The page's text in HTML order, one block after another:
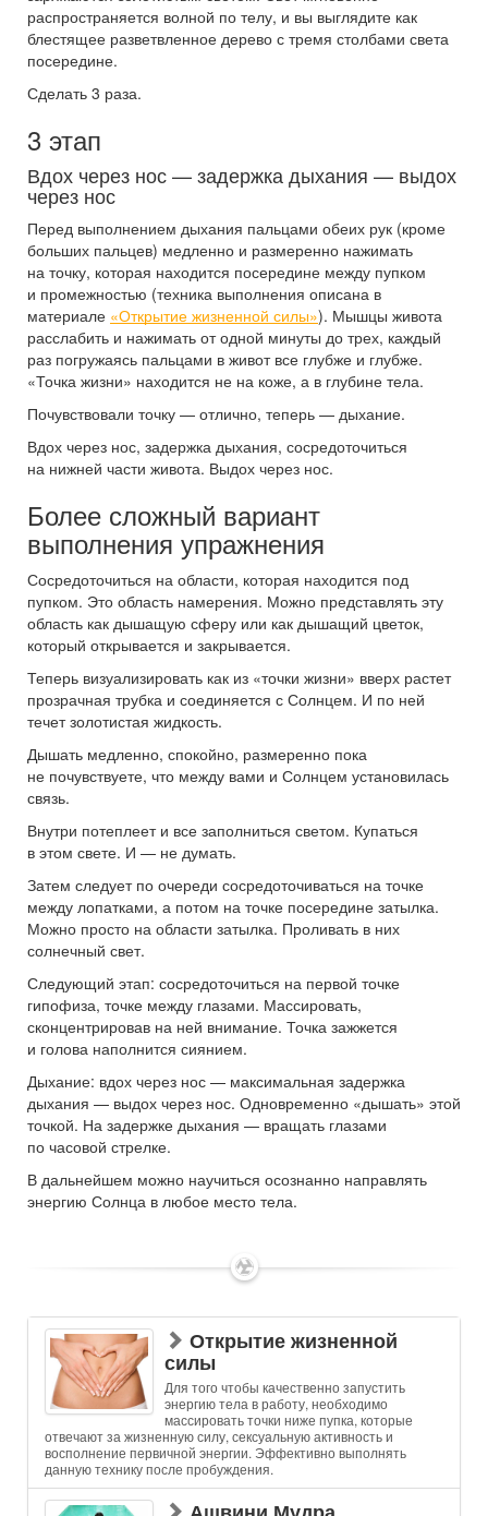
распространяется волной по телу, и вы выглядите как
блестящее разветвленное дерево с тремя столбами света
посередине.
Сделать 3 раза.
3 этап
Вдох через нос — задержка дыхания — выдох
через нос
Перед выполнением дыхания пальцами обеих рук (кроме
больших пальцев) медленно и размеренно нажимать
на точку, которая находится посередине между пупком
и промежностью (техника выполнения описана в
материале «Открытие жизненной силы»). Мышцы живота
расслабить и нажимать от одной минуты до трех, каждый
раз погружаясь пальцами в живот все глубже и глубже.
«Точка жизни» находится не на коже, а в глубине тела.
Почувствовали точку — отлично, теперь — дыхание.
Вдох через нос, задержка дыхания, сосредоточиться
на нижней части живота. Выдох через нос.
Более сложный вариант
выполнения упражнения
Сосредоточиться на области, которая находится под
пупком. Это область намерения. Можно представлять эту
область как дышащую сферу или как дышащий цветок,
который открывается и закрывается.
Теперь визуализировать как из «точки жизни» вверх растет
прозрачная трубка и соединяется с Солнцем. И по ней
течет золотистая жидкость.
Дышать медленно, спокойно, размеренно пока
не почувствуете, что между вами и Солнцем установилась
связь.
Внутри потеплеет и все заполниться светом. Купаться
в этом свете. И — не думать.
Затем следует по очереди сосредоточиваться на точке
между лопатками, а потом на точке посередине затылка.
Можно просто на области затылка. Проливать в них
солнечный свет.
Следующий этап: сосредоточиться на первой точке
гипофиза, точке между глазами. Массировать,
сконцентрировав на ней внимание. Точка зажжется
и голова наполнится сиянием.
Дыхание: вдох через нос — максимальная задержка
дыхания — выдох через нос. Одновременно «дышать» этой
точкой. На задержке дыхания — вращать глазами
по часовой стрелке.
В дальнейшем можно научиться осознанно направлять
энергию Солнца в любое место тела.
✶
Открытие жизненной
силы
Для того чтобы качественно запустить
энергию тела в работу, необходимо
массировать точки ниже пупка, которые
отвечают за жизненную силу, сексуальную активность и
восполнение первичной энергии. Эффективно выполнять
данную технику после пробуждения.